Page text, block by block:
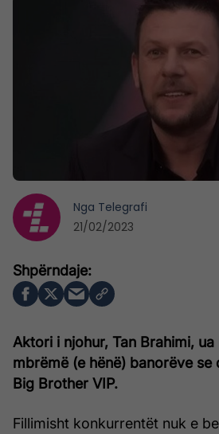
Aktori i njohur, Tan Brahimi,
mbrëmë (e hënë) banorëve
Big Brother VIP.
Fillimisht konkurrentët nuk e
Nga Telegrafi
21/02/2023